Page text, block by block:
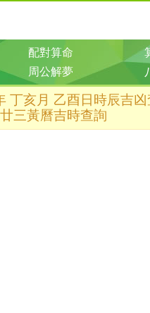
配對算命
周公解夢
丁亥月 乙酉日時辰吉
三黃曆吉時查詢